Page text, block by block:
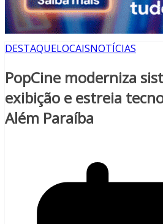
DESTAQUELOCAISNOTÍCIAS
PopCine moderniza
exibição e estreia
Além Paraíba